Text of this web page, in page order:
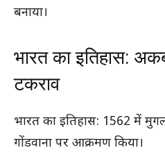
बनाया।
भारत का इतिहास:
टकराव
भारत का इतिहास: 1562 में
गोंडवाना पर आक्रमण किया।